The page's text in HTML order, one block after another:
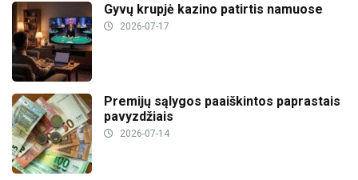
Gyvų krupjė kazino patirtis namuose
2026-07-17
Premijų sąlygos paaiškintos paprastais
pavyzdžiais
2026-07-14